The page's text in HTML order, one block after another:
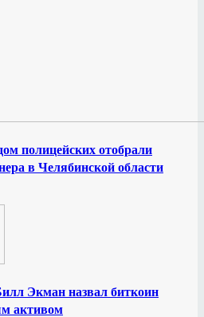
полицейских отобрали
в Челябинской области
Экман назвал биткоин
активом